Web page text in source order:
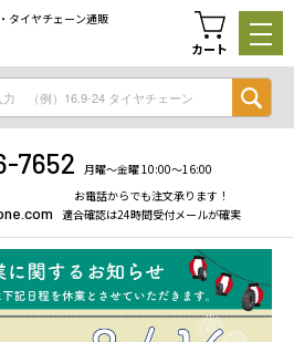
タイヤチェーン通販
カート
7652 月曜〜金曜 10:00〜16:00
お電話からでも注文承ります！
適合確認は24時間受付メールが確実